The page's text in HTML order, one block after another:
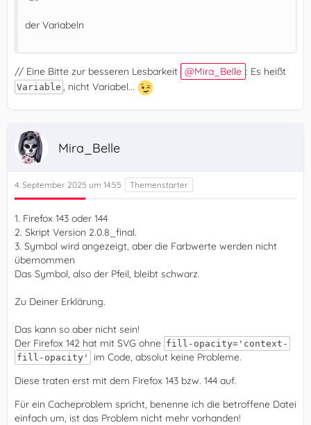
der Variabeln
// Eine Bitte zur besseren Lesbarkeit Mira_Belle : Es heißt
Variable , nicht Variabel...
Mira_Belle
4. September 2025 um 14:55
1. Firefox 143 oder 144
2. Skript Version 2.0.8_final.
3. Symbol wird angezeigt, aber die Farbwerte werden nicht
übernommen
Das Symbol, also der Pfeil, bleibt schwarz.
Zu Deiner Erklärung.
Das kann so aber nicht sein!
Der Firefox 142 hat mit SVG ohne fill-opacity='context-
fill-opacity'
im Code, absolut keine Probleme.
Diese traten erst mit dem Firefox 143 bzw. 144 auf.
Für ein Cacheproblem spricht, benenne ich die betroffene Datei
einfach um, ist das Problem nicht mehr vorhanden!